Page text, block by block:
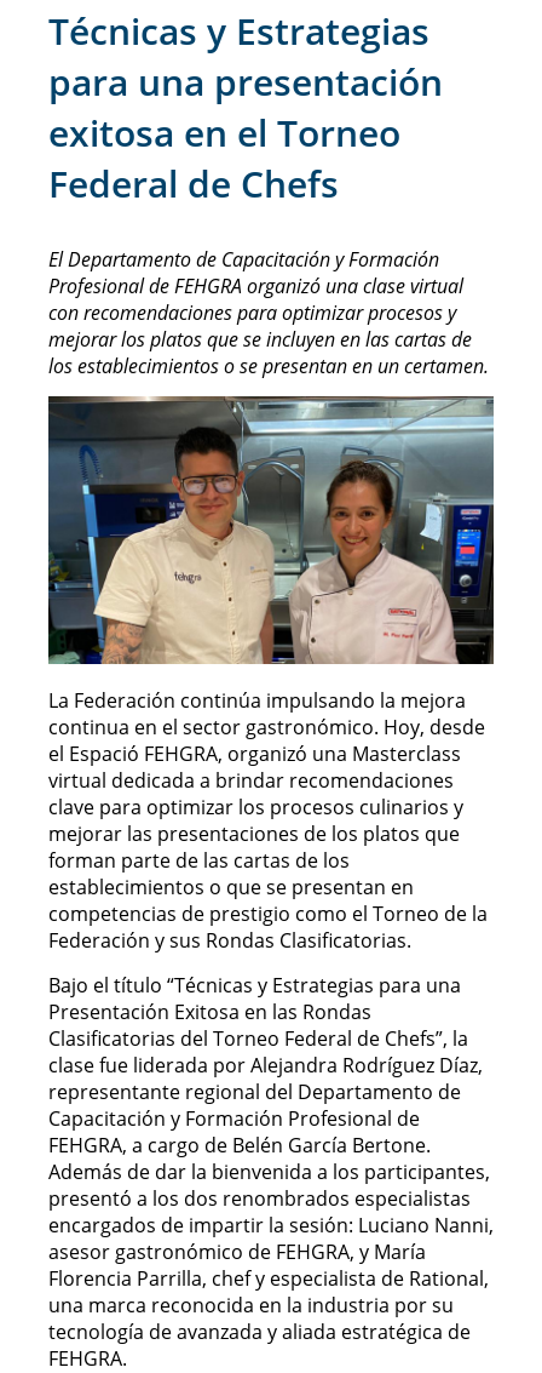
Técnicas y Estrategias
para una presentación
exitosa en el Torneo
Federal de Chefs
El Departamento de Capacitación y Formación
Profesional de FEHGRA organizó una clase virtual
con recomendaciones para optimizar procesos y
mejorar los platos que se incluyen en las cartas de
los establecimientos o se presentan en un certamen.
La Federación continúa impulsando la mejora
continua en el sector gastronómico. Hoy, desde
el Espació FEHGRA, organizó una Masterclass
virtual dedicada a brindar recomendaciones
clave para optimizar los procesos culinarios y
mejorar las presentaciones de los platos que
forman parte de las cartas de los
establecimientos o que se presentan en
competencias de prestigio como el Torneo de la
Federación y sus Rondas Clasificatorias.
Bajo el título “Técnicas y Estrategias para una
Presentación Exitosa en las Rondas
Clasificatorias del Torneo Federal de Chefs”, la
clase fue liderada por Alejandra Rodríguez Díaz,
representante regional del Departamento de
Capacitación y Formación Profesional de
FEHGRA, a cargo de Belén García Bertone.
Además de dar la bienvenida a los participantes,
presentó a los dos renombrados especialistas
encargados de impartir la sesión: Luciano Nanni,
asesor gastronómico de FEHGRA, y María
Florencia Parrilla, chef y especialista de Rational,
una marca reconocida en la industria por su
tecnología de avanzada y aliada estratégica de
FEHGRA.